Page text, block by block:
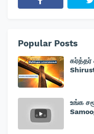
Popular Posts
கர்த்தர்
உங்க